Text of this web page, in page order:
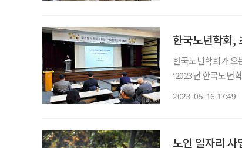
한국노년학회,
한국노년학회가 오
‘2023년 한국노년학회 전기학술대
2023-05-16 17:49
노인 일자리 사